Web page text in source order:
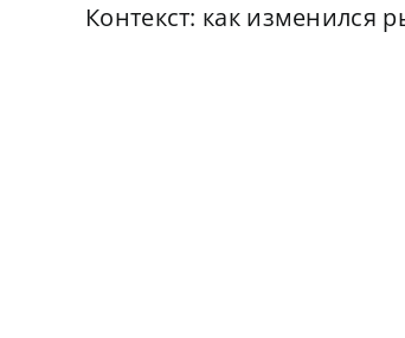
Контекст: как изменился